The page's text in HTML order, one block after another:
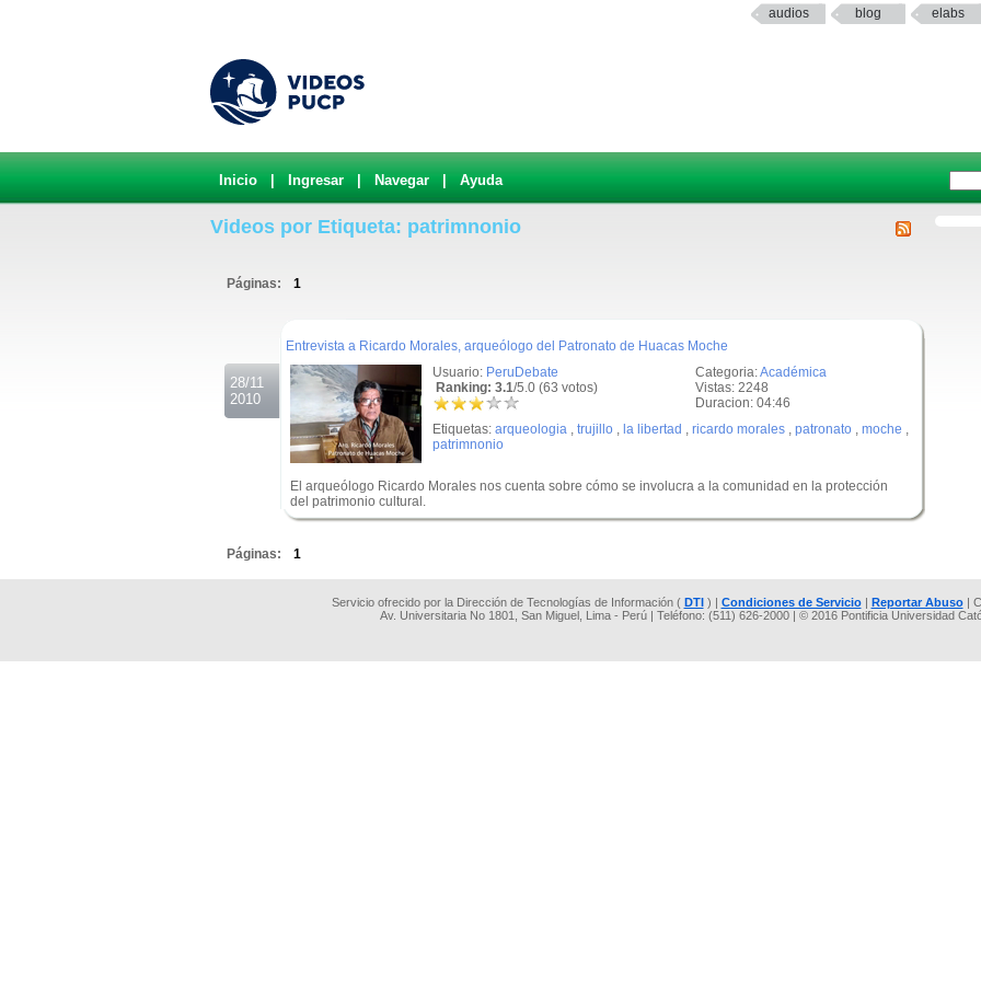
audios blog elabs
Inicio Ingresar Navegar Ayuda
Videos por Etiqueta: patrimnonio
Páginas: 1
28/11
2010
Entrevista a Ricardo Morales, arqueólogo del Patronato de Huacas Moche
Categoria:Académica
Vistas: 2248
Duracion: 04:46
Usuario: PeruDebate
Ranking: 3.1/5.0 (63 votos)
Etiquetas: arqueologia , trujillo , la libertad , ricardo morales , patronato , moche ,
patrimnonio
El arqueólogo Ricardo Morales nos cuenta sobre cómo se involucra a la comunidad en la protección
del patrimonio cultural.
Páginas: 1
Servicio ofrecido por la Dirección de Tecnologías de Información ( DTI) | Condiciones de Servicio| Reportar Abuso|
Av. Universitaria No 1801, San Miguel, Lima - Perú | Teléfono: (511) 626-2000 | © 2016 Pontificia Universidad